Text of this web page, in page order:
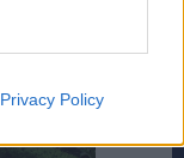
Privacy Policy